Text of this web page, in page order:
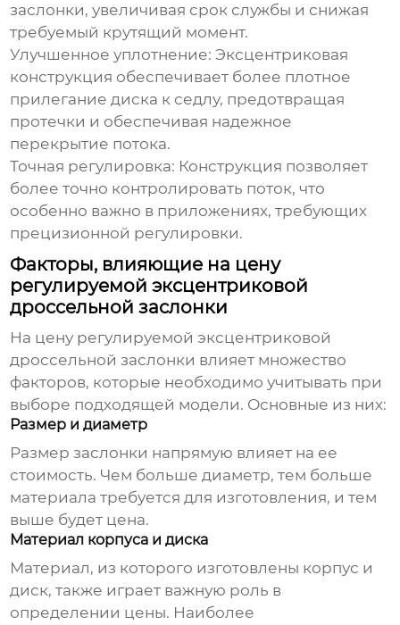
заслонки, увеличивая срок службы и снижая
требуемый крутящий момент.
Улучшенное уплотнение: Эксцентриковая
конструкция обеспечивает более плотное
прилегание диска к седлу, предотвращая
протечки и обеспечивая надежное
перекрытие потока.
Точная регулировка: Конструкция позволяет
более точно контролировать поток, что
особенно важно в приложениях, требующих
прецизионной регулировки.
Факторы, влияющие на цену
регулируемой эксцентриковой
дроссельной заслонки
На цену регулируемой эксцентриковой
дроссельной заслонки влияет множество
факторов, которые необходимо учитывать при
выборе подходящей модели. Основные из них:
Размер и диаметр
Размер заслонки напрямую влияет на ее
стоимость. Чем больше диаметр, тем больше
материала требуется для изготовления, и тем
выше будет цена.
Материал корпуса и диска
Материал, из которого изготовлены корпус и
диск, также играет важную роль в
определении цены. Наиболее